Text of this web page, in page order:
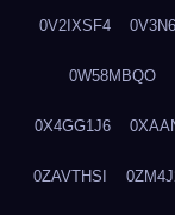
0V2IXSF4
0W58MBQO
0X4GG1J6
0ZAVTHSI